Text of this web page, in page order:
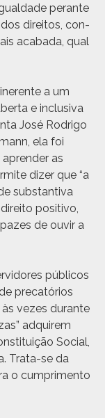
per­ante
dos dire­itos, con­
acaba­da, qual
a um
e inclu­si­va
José Rodri­go
ela foi
apren­der as
diz­er que “a
sub­stan­ti­va
pos­i­ti­vo,
de ouvir a
públi­cos
pre­catórios
vezes durante
adquirem
Social,
Tra­ta-se da
o cumpri­men­to